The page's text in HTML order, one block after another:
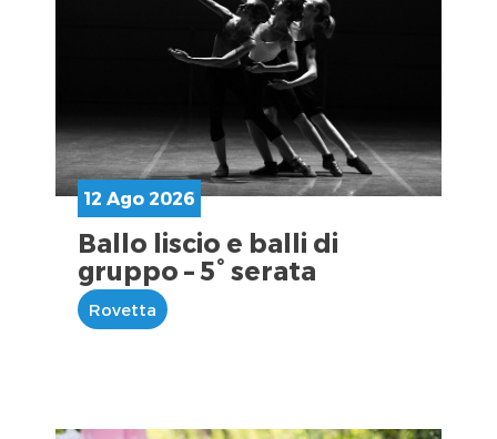
12 Ago 2026
Ballo liscio e balli di
gruppo – 5° serata
Rovetta